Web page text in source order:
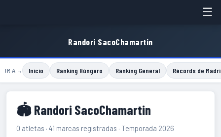
☰
Randori SacoChamartin
IR A → Inicio Ranking Húngaro Ranking General Récords de
🏟 Randori SacoChamartin
0 atletas · 41 marcas registradas · Temporada 2026